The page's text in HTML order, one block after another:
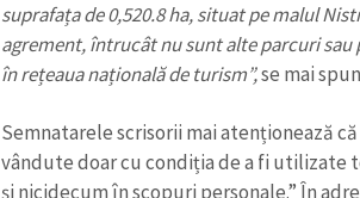
suprafața de 0,520.8 ha, situat pe malul
agrement, întrucât nu sunt alte parcuri sau
în rețeaua națională de turism”,se mai
Semnatarele scrisorii mai atenționează
vândute doar cu condiția de a fi
și nicidecum în scopuri personale.” În